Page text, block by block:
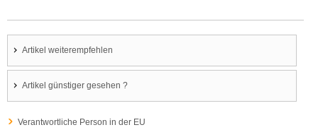
Artikel weiterempfehlen
Artikel günstiger gesehen ?
Verantwortliche Person in der EU